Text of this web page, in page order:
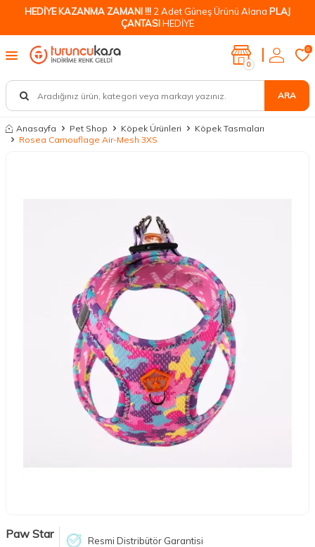
HEDİYE KAZANMA ZAMANI !!! 2 Adet Güneş Ürünü Alana PLAJ
ÇANTASIHEDİYE
ARA
0
0
Anasayfa Pet Shop Köpek Ürünleri
Köpek Tasmaları
Rosea Camouflage Air-Mesh 3XS
Paw Star Resmi Distribütör Garantisi